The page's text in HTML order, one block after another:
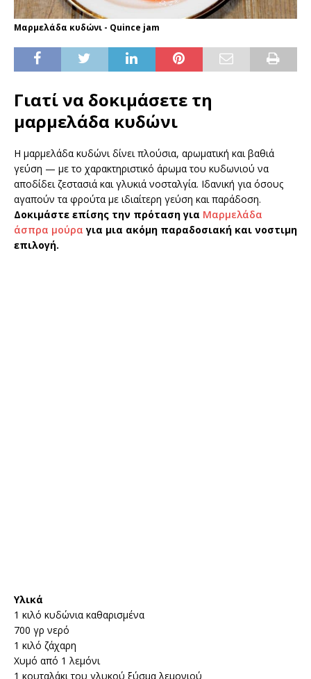
Mαρμελάδα κυδώνι - Quince jam
Γιατί να δοκιμάσετε τη
μαρμελάδα κυδώνι
Η μαρμελάδα κυδώνι δίνει πλούσια, αρωματική και βαθιά
γεύση — με το χαρακτηριστικό άρωμα του κυδωνιού να
αποδίδει ζεστασιά και γλυκιά νοσταλγία. Ιδανική για όσους
αγαπούν τα φρούτα με ιδιαίτερη γεύση και παράδοση.
Δοκιμάστε επίσης την πρόταση για Μαρμελάδα
άσπρα μούρα για μια ακόμη παραδοσιακή και νοστιμη
επιλογή.
Υλικά
1 κιλό κυδώνια καθαρισμένα
700 γρ νερό
1 κιλό ζάχαρη
Χυμό από 1 λεμόνι
1 κουταλάκι του γλυκού ξύσμα λεμονιού